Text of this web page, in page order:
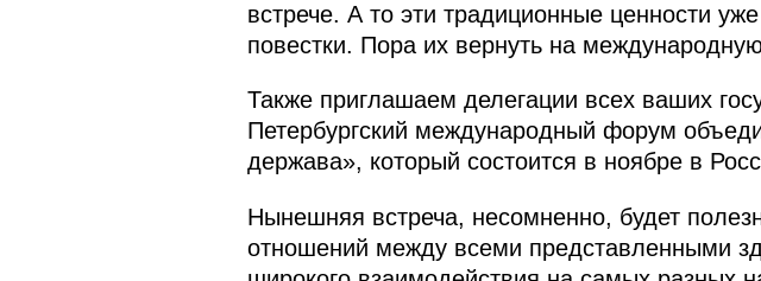
встрече. А то эти традиционные ценности
повестки. Пора их вернуть на международную
Также приглашаем делегации всех ваших
Петербургский международный форум
держава», который состоится в ноябре в
Нынешняя встреча, несомненно, будет
отношений между всеми представленными